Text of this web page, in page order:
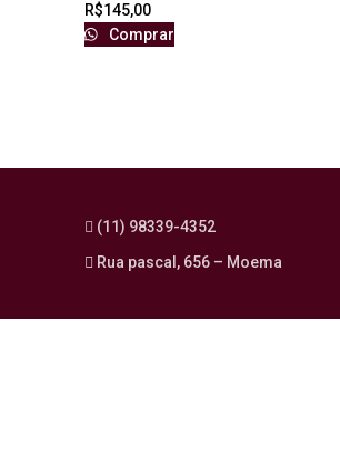
R$145,00
Comprar
(11) 98339-4352
Rua pascal, 656 – Moema